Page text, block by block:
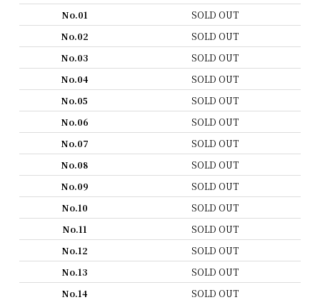
No.01
SOLD OUT
No.02
SOLD OUT
No.03
SOLD OUT
No.04
SOLD OUT
No.05
SOLD OUT
No.06
SOLD OUT
No.07
SOLD OUT
No.08
SOLD OUT
No.09
SOLD OUT
No.10
SOLD OUT
No.11
SOLD OUT
No.12
SOLD OUT
No.13
SOLD OUT
No.14
SOLD OUT